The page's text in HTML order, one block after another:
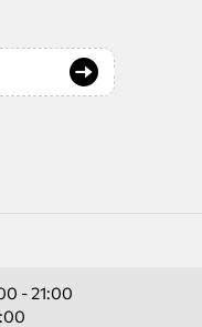
- 21:00